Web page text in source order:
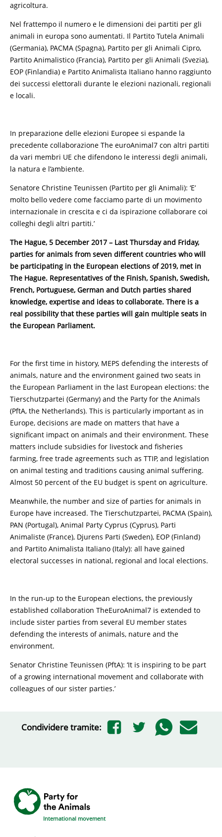
agricoltura.
Nel frattempo il numero e le dimensioni dei partiti per gli
animali in europa sono aumentati. Il Partito Tutela Animali
(Germania), PACMA (Spagna), Partito per gli Animali Cipro,
Partito Animalistico (Francia), Partito per gli Animali (Svezia),
EOP (Finlandia) e Partito Animalista Italiano hanno raggiunto
dei successi elettorali durante le elezioni nazionali, regionali
e locali.
In preparazione delle elezioni Europee si espande la
precedente collaborazione The euroAnimal7 con altri partiti
da vari membri UE che difendono le interessi degli animali,
la natura e l’ambiente.
Senatore Christine Teunissen (Partito per gli Animali): ‘E’
molto bello vedere come facciamo parte di un movimento
internazionale in crescita e ci da ispirazione collaborare coi
colleghi degli altri partiti.’
The Hague, 5 December 2017 – Last Thursday and Friday,
parties for animals from seven different countries who will
be participating in the European elections of 2019, met in
The Hague. Representatives of the Finish, Spanish, Swedish,
French, Portuguese, German and Dutch parties shared
knowledge, expertise and ideas to collaborate. There is a
real possibility that these parties will gain multiple seats in
the European Parliament.
For the first time in history, MEPS defending the interests of
animals, nature and the environment gained two seats in
the European Parliament in the last European elections: the
Tierschutzpartei (Germany) and the Party for the Animals
(PftA, the Netherlands). This is particularly important as in
Europe, decisions are made on matters that have a
significant impact on animals and their environment. These
matters include subsidies for livestock and fisheries
farming, free trade agreements such as TTIP, and legislation
on animal testing and traditions causing animal suffering.
Almost 50 percent of the EU budget is spent on agriculture.
Meanwhile, the number and size of parties for animals in
Europe have increased. The Tierschutzpartei, PACMA (Spain),
PAN (Portugal), Animal Party Cyprus (Cyprus), Parti
Animaliste (France), Djurens Parti (Sweden), EOP (Finland)
and Partito Animalista Italiano (Italy): all have gained
electoral successes in national, regional and local elections.
In the run-up to the European elections, the previously
established collaboration TheEuroAnimal7 is extended to
include sister parties from several EU member states
defending the interests of animals, nature and the
environment.
Senator Christine Teunissen (PftA): ‘It is inspiring to be part
of a growing international movement and collaborate with
colleagues of our sister parties.’
Condividere tramite:
International movement